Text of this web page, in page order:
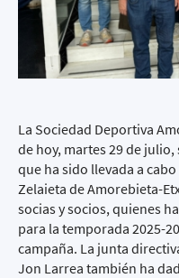
La Sociedad Deportiva
de hoy, martes 29 de
que ha sido llevada a
Zelaieta de Amorebieta-
socias y socios, quienes
para la temporada 2025-
campaña. La junta
Jon Larrea también ha